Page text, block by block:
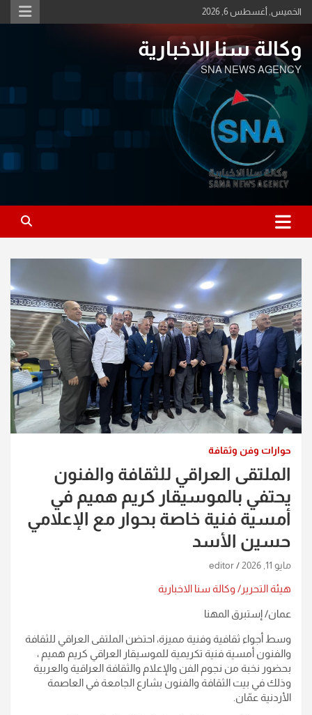
Skip
to
الخميس, أغسطس 6, 2026
وكالة سنا الاخبارية
SNA NEWS AGENCY
حوارات وفن وثقافة
الملتقى العراقي للثقافة والفنون
يحتفي بالموسيقار كريم هميم في
أمسية فنية خاصة بحوار مع الإعلامي
حسين الأسد
مايو 11, 2026 editor
هيئة التحرير/ وكالة سنا الاخبارية
عمان/ إستبرق المهنا
وسط أجواء ثقافية وفنية مميزة، احتضن الملتقى العراقي للثقافة
والفنون أمسية فنية تكريمية للموسيقار العراقي كريم هميم ،
بحضور نخبة من نجوم الفن والإعلام والثقافة العراقية والعربية
وذلك في بيت الثقافة والفنون بشارع الجامعة في العاصمة
الأردنية عمّان.